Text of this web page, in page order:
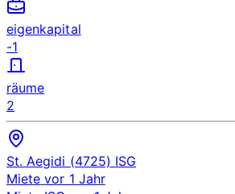
eigenkapital
-1
räume
2
St. Aegidi (4725) ISG
Miete vor 1 Jahr